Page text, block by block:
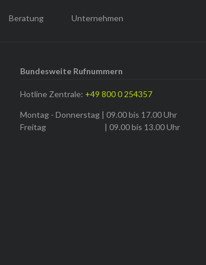
Beratung Unternehmen
Bundesweite Rufnummern
Hotline Zentrale: +49 800 0 254357
Montag - Donnerstag | 09.00 bis 17.00 Uhr
Freitag | 09.00 bis 13.00 Uhr